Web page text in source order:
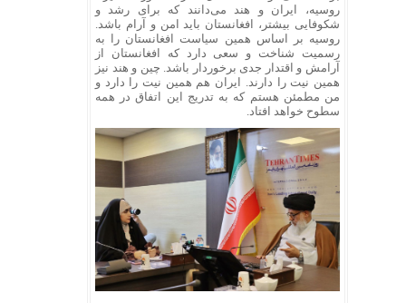
روسیه، ایران و هند می‌دانند که برای رشد و
شکوفایی بیشتر، افغانستان باید امن و آرام باشد.
روسیه بر اساس همین سیاست افغانستان را به
رسمیت شناخت و سعی دارد که افغانستان از
آرامش و اقتدار جدی برخوردار باشد. چین و هند نیز
همین نیت را دارند. ایران هم همین نیت را دارد و
من مطمئن هستم که به تدریج این اتفاق در همه
سطوح خواهد افتاد.